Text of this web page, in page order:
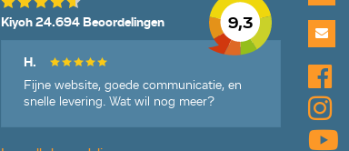
9,3
Kiyoh 24.694 Beoordelingen
H.
Fijne website, goede communicatie, en
snelle levering. Wat wil nog meer?